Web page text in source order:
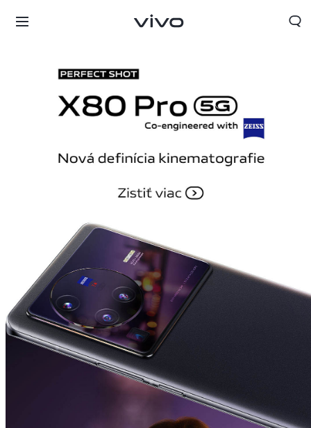
Slovakia | Vybrať krajinu/región